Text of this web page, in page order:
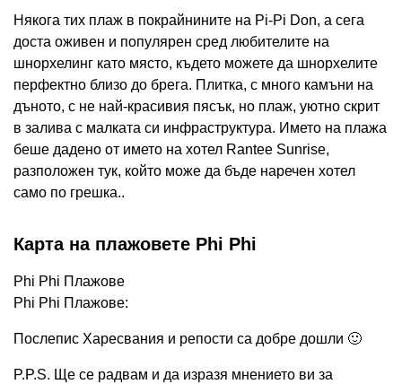
Някога тих плаж в покрайнините на Pi-Pi Don, а сега
доста оживен и популярен сред любителите на
шнорхелинг като място, където можете да шнорхелите
перфектно близо до брега. Плитка, с много камъни на
дъното, с не най-красивия пясък, но плаж, уютно скрит
в залива с малката си инфраструктура. Името на плажа
беше дадено от името на хотел Rantee Sunrise,
разположен тук, който може да бъде наречен хотел
само по грешка..
Карта на плажовете Phi Phi
Phi Phi Плажове
Phi Phi Плажове:
Послепис Харесвания и репости са добре дошли 🙂
P.P.S. Ще се радвам и да изразя мнението ви за